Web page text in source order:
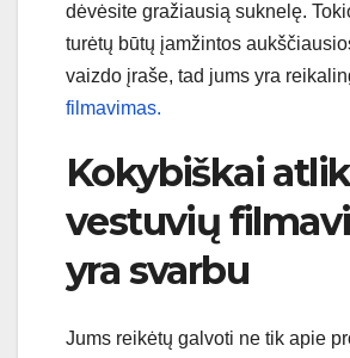
dėvėsite gražiausią suknelę.
turėtų būtų įamžintos
vaizdo įraše, tad jums yra
filmavimas.
Kokybiškai
vestuvių
yra svarbu
Jums reikėtų galvoti ne tik apie